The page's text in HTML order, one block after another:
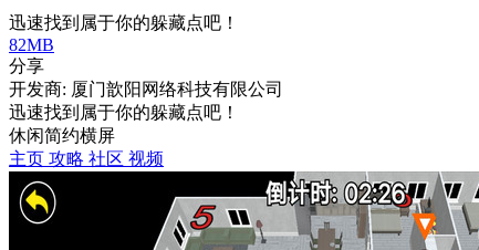
迅速找到属于你的躲藏点吧！
82MB
分享
开发商: 厦门歆阳网络科技有限公司
迅速找到属于你的躲藏点吧！
休闲简约横屏
主页 攻略 社区 视频